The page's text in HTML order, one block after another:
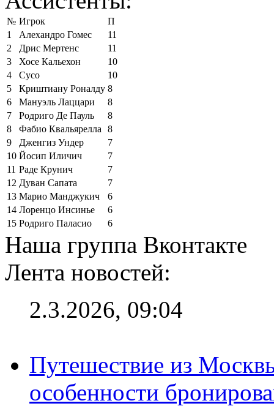
№ Игрок
П
1
Алехандро Гомес
11
2
Дрис Мертенс
11
3
Хосе Кальехон
10
4
Сусо
10
5
Криштиану Роналду 8
6
Мануэль Лаццари
8
7
Родриго Де Пауль
8
8
Фабио Квальярелла
8
9
Дженгиз Ундер
7
10 Йосип Иличич
7
11 Раде Крунич
7
12 Дуван Сапата
7
13 Марио Манджукич
6
14 Лоренцо Инсинье
6
15 Родриго Паласио 6
Наша группа Вконтакте
Лента новостей:
2.3.2026, 09:04
Путешествие из
особенности